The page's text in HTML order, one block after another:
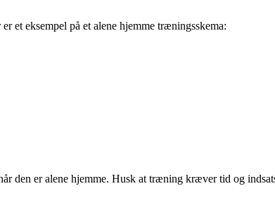
et eksempel på et alene hjemme træningsskema:
den er alene hjemme. Husk at træning kræver tid og